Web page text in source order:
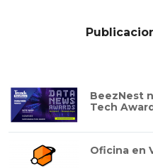
BeezNest
Tech
Oficina en